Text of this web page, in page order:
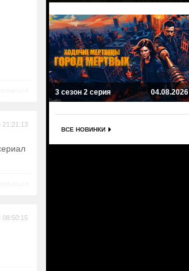
21:21:13
08:50:15
3 сезон 2 серия 04.08.2026
ВСЕ НОВИНКИ